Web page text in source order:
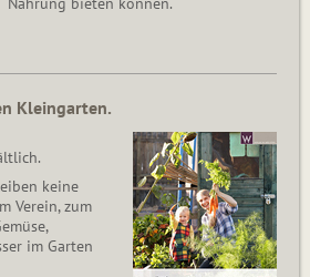
Kleingarten.
keine
Verein, zum
im Garten